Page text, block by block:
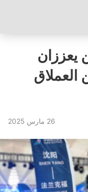
يعززان
العملاق
26 مارس 2025